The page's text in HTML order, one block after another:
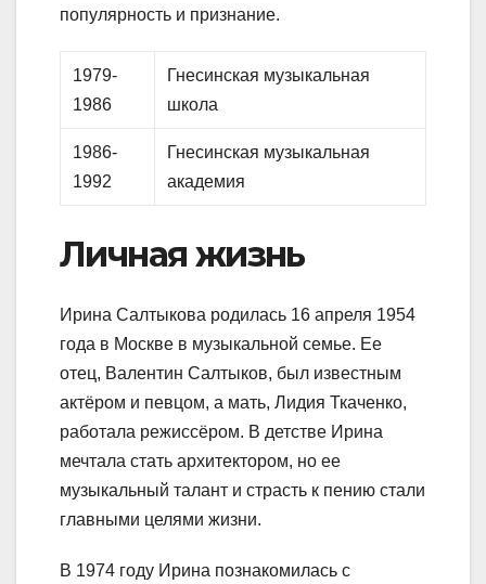
популярность и признание.
1979-
1986
Гнесинская музыкальная
школа
1986-
1992
Гнесинская музыкальная
академия
Личная жизнь
Ирина Салтыкова родилась 16 апреля 1954
года в Москве в музыкальной семье. Ее
отец, Валентин Салтыков, был известным
актёром и певцом, а мать, Лидия Ткаченко,
работала режиссёром. В детстве Ирина
мечтала стать архитектором, но ее
музыкальный талант и страсть к пению стали
главными целями жизни.
В 1974 году Ирина познакомилась с